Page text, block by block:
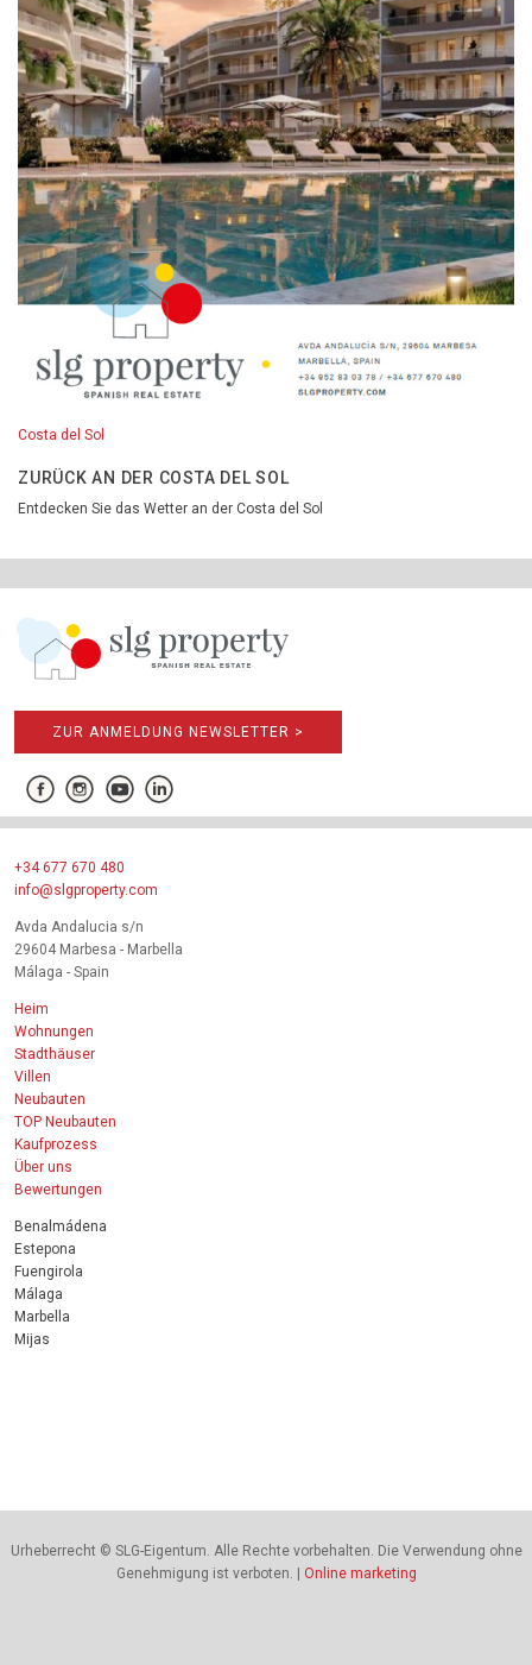
Costa del Sol
ZURÜCK AN DER COSTA DEL SOL
Entdecken Sie das Wetter an der Costa del Sol
ZUR ANMELDUNG NEWSLETTER >
+34 677 670 480
info@slgproperty.com
Avda Andalucia s/n
29604 Marbesa - Marbella
Málaga - Spain
Heim
Wohnungen
Stadthäuser
Villen
Neubauten
TOP Neubauten
Kaufprozess
Über uns
Bewertungen
Benalmádena
Estepona
Fuengirola
Málaga
Marbella
Mijas
Urheberrecht © SLG-Eigentum. Alle Rechte vorbehalten. Die Verwendung ohne
Genehmigung ist verboten. | Online marketing